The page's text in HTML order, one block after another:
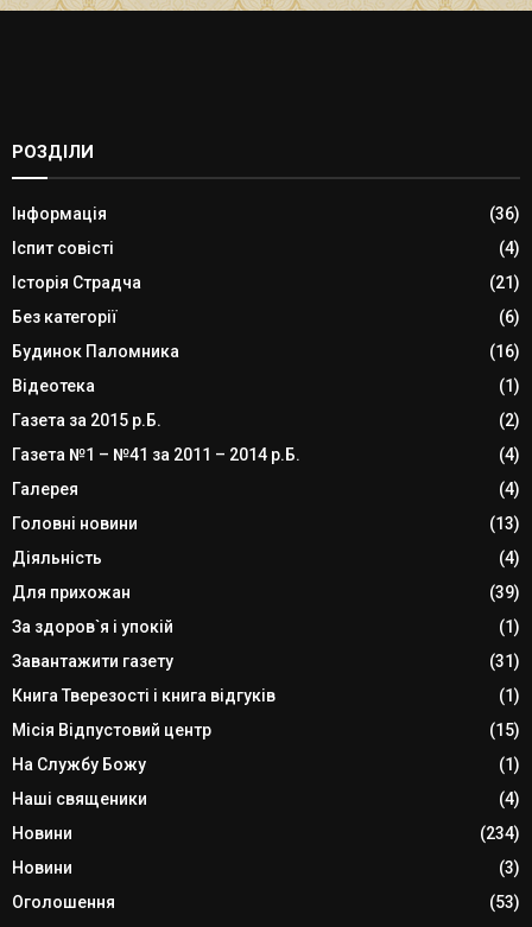
РОЗДІЛИ
Інформація
(36)
Іспит совісті
(4)
Історія Страдча
(21)
Без категорії
(6)
Будинок Паломника
(16)
Відеотека
(1)
Газета за 2015 р.Б.
(2)
Газета №1 – №41 за 2011 – 2014 р.Б.
(4)
Галерея
(4)
Головні новини
(13)
Діяльність
(4)
Для прихожан
(39)
За здоров`я і упокій
(1)
Завантажити газету
(31)
Книга Тверезості і книга відгуків
(1)
Місія Відпустовий центр
(15)
На Службу Божу
(1)
Наші священики
(4)
Новини
(234)
Новини
(3)
Оголошення
(53)